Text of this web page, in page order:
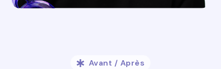
Avant / Après